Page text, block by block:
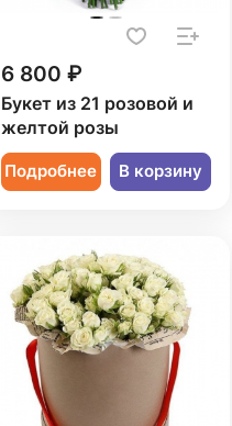
6 800 ₽
Букет из 21 розовой и
желтой розы
Подробнее В корзину